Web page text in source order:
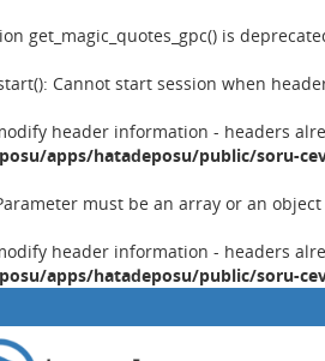
get_magic_quotes_gpc() is
Cannot start session when
header information - headers
apps/hatadeposu/public/soru-
must be an array or an
header information - headers
apps/hatadeposu/public/soru-